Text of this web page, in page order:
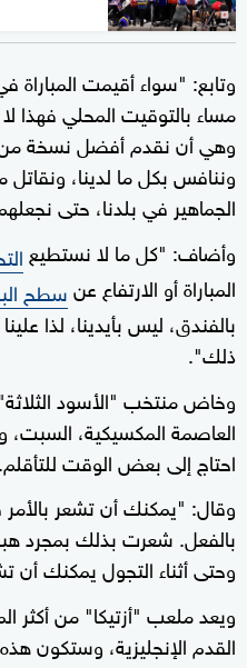
مساء بالتوقيت المحلي فهذا لا
وهي أن نقدم أفضل نسخة من
وننافس بكل ما لدينا،
الجماهير في بلدنا، حتى
وأضاف: "كل ما لا نستطيع
المباراة أو الارتفاع عنسطح
بالفندق، ليس بأيدينا، لذا
ذلك".
وخاض منتخب "الأسود
العاصمة المكسيكية، السبت،
احتاج إلى بعض الوقت للتأقلم.
وقال: "يمكنك أن تشعر
بالفعل. شعرت بذلك بمجرد
وحتى أثناء التجول يمكنك أن
ويعد ملعب "أزتيكا" من أكثر
القدم الإنجليزية، وستكون